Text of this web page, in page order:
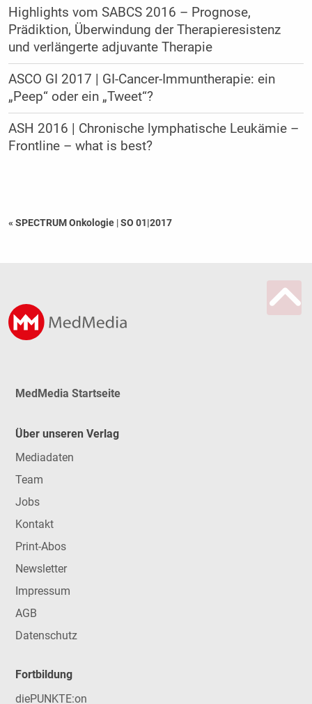
Highlights vom SABCS 2016 – Prognose,
Prädiktion, Überwindung der Therapieresistenz
und verlängerte adjuvante Therapie
ASCO GI 2017 | GI-Cancer-Immuntherapie: ein
„Peep“ oder ein „Tweet“?
ASH 2016 | Chronische lymphatische Leukämie –
Frontline – what is best?
« SPECTRUM Onkologie |SO 01|2017
MedMedia Startseite
Über unseren Verlag
Mediadaten
Team
Jobs
Kontakt
Print-Abos
Newsletter
Impressum
AGB
Datenschutz
Fortbildung
diePUNKTE:on